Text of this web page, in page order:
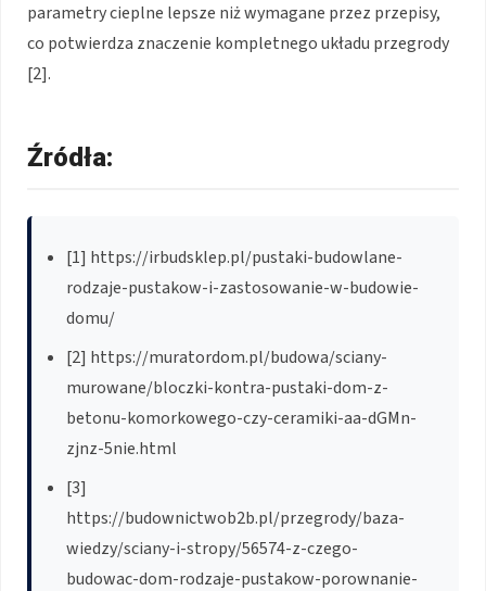
parametry cieplne lepsze niż wymagane przez przepisy,
co potwierdza znaczenie kompletnego układu przegrody
[2].
Źródła:
[1] https://irbudsklep.pl/pustaki-budowlane-
rodzaje-pustakow-i-zastosowanie-w-budowie-
domu/
[2] https://muratordom.pl/budowa/sciany-
murowane/bloczki-kontra-pustaki-dom-z-
betonu-komorkowego-czy-ceramiki-aa-dGMn-
zjnz-5nie.html
[3]
https://budownictwob2b.pl/przegrody/baza-
wiedzy/sciany-i-stropy/56574-z-czego-
budowac-dom-rodzaje-pustakow-porownanie-